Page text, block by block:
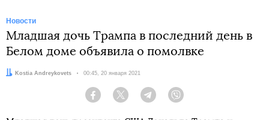
Новости
Младшая дочь Трампа в последний день в
Белом доме объявила о помолвке
Автор:Kostia Andreykovets Дата:
00:45, 20 января 2021
Facebook Twitter Telegram